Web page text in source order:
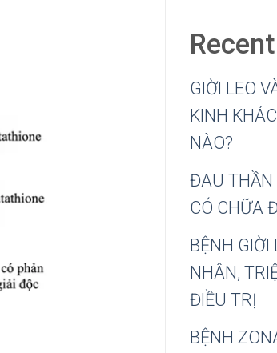
GIỜI LEO
KINH
NÀO?
ĐAU THẦN
CÓ CHỮA
BỆNH GIỜI
NHÂN,
ĐIỀU TRỊ
BỆNH